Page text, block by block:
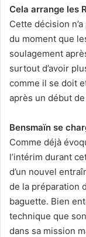
Cela arrange les
Cette décision
du moment que
soulagement
surtout d’avoir
comme il se doit
après un début
Bensmaïn se
Comme déjà
l’intérim durant
d’un nouvel
de la préparation
baguette. Bien
technique que
dans sa mission